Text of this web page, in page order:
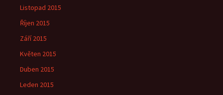
Listopad 2015
Říjen 2015
Září 2015
Květen 2015
Duben 2015
Leden 2015